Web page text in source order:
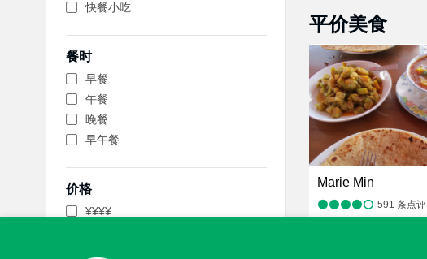
快餐小吃
餐时
早餐
午餐
晚餐
早午餐
价格
¥¥¥¥
平价美食
Marie Min
591 条点评